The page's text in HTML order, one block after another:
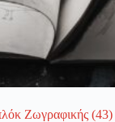
Ζωγραφικής (43)